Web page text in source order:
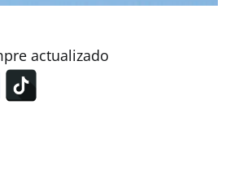
actualizado